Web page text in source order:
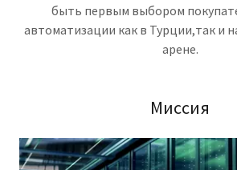
быть первым выбором
автоматизации как в Турции,так и
арене.
Миссия